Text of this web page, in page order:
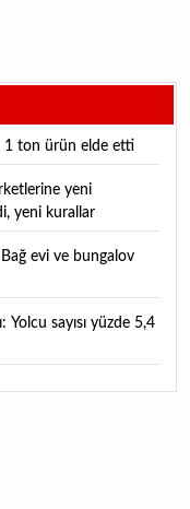
1 ton ürün elde etti
yeni kurallar